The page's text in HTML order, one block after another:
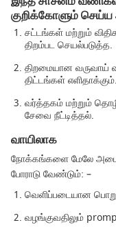
குறிக்கோளும்
சட்டங்கள் மற்றும்
திறம்பட செயல்படுத்த.
திறமையான வருவாய்
திட்டங்கள் எளிதாக்கும்.
வர்த்தகம் மற்றும்
சேவை நீட்டித்தல்.
வாயிலாக
நோக்கங்களை மேலே
போராடு வேண்டும்: –
வெளிப்படையான
வழங்குவதிலும்